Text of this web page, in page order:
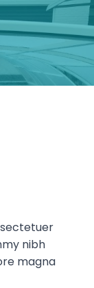
nibh
magna